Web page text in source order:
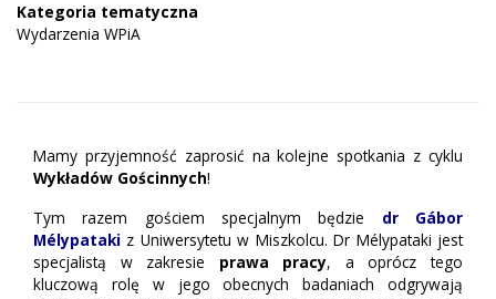
Kategoria tematyczna
Wydarzenia WPiA
Mamy przyjemność zaprosić na kolejne spotkania z cyklu
Wykładów Gościnnych!
Tym razem gościem specjalnym będzie dr Gábor
Mélypataki z Uniwersytetu w Miszkolcu. Dr Mélypataki jest
specjalistą w zakresie prawa pracy, a oprócz tego
kluczową rolę w jego obecnych badaniach odgrywają